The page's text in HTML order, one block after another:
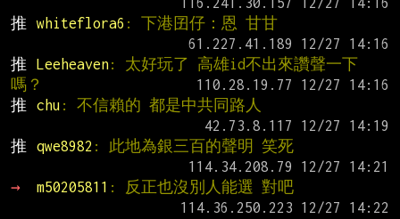
推
whiteflora6 : 下港囝仔：恩 甘甘
推
Leeheaven: 太好玩了 高雄id不出來讚聲一下
嗎？
推
chu : 不信賴的 都是中共同路人
推
qwe8982 : 此地為銀三百的聲明 笑死
→
m50205811 : 反正也沒別人能選 對吧